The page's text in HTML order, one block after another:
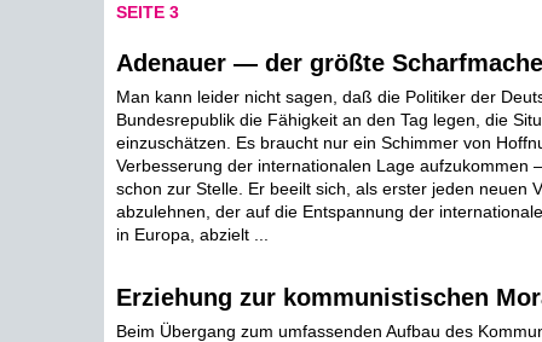
SEITE 3
Adenauer — der größte
Man kann leider nicht sagen, daß die Politiker der
Bundesrepublik die Fähigkeit an den Tag legen, die
einzuschätzen. Es braucht nur ein Schimmer von
Verbesserung der internationalen Lage aufzukommen
schon zur Stelle. Er beeilt sich, als erster jeden neuen
abzulehnen, der auf die Entspannung der
in Europa, abzielt ...
Erziehung zur kommunistischen
Beim Übergang zum umfassenden Aufbau des